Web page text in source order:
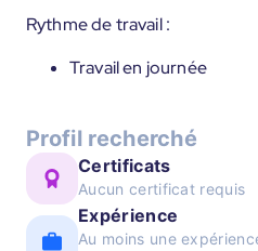
Rythme de travail :
Travail en journée
Profil recherché
Certificats
Aucun certificat requis
Expérience
Au moins une